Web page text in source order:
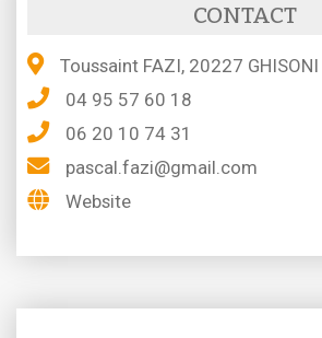
CONTACT
Toussaint FAZI, 20227 GHISONI
04 95 57 60 18
06 20 10 74 31
pascal.fazi@gmail.com
Website